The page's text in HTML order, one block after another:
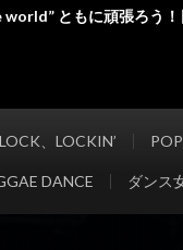
ともに頑張ろう！
LOCK、LOCKIN’
DANCE ダンス